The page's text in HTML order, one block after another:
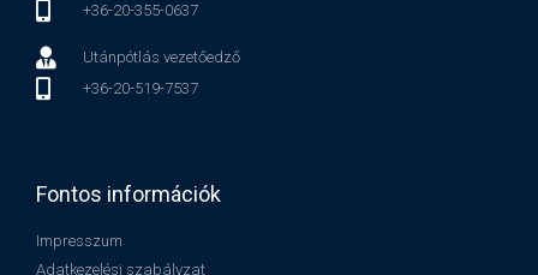
+36-20-355-0637
Utánpótlás vezetőedző
+36-20-519-7537
Fontos információk
Impresszum
Adatkezelési szabályzat